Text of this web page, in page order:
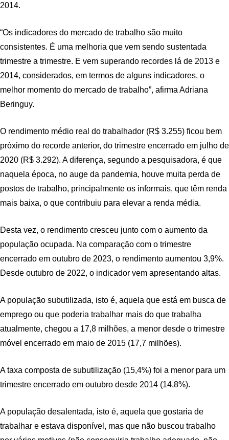
2014.
“Os indicadores do mercado de trabalho são muito
consistentes. É uma melhoria que vem sendo sustentada
trimestre a trimestre. E vem superando recordes lá de 2013 e
2014, considerados, em termos de alguns indicadores, o
melhor momento do mercado de trabalho”, afirma Adriana
Beringuy.
O rendimento médio real do trabalhador (R$ 3.255) ficou bem
próximo do recorde anterior, do trimestre encerrado em julho de
2020 (R$ 3.292). A diferença, segundo a pesquisadora, é que
naquela época, no auge da pandemia, houve muita perda de
postos de trabalho, principalmente os informais, que têm renda
mais baixa, o que contribuiu para elevar a renda média.
Desta vez, o rendimento cresceu junto com o aumento da
população ocupada. Na comparação com o trimestre
encerrado em outubro de 2023, o rendimento aumentou 3,9%.
Desde outubro de 2022, o indicador vem apresentando altas.
A população subutilizada, isto é, aquela que está em busca de
emprego ou que poderia trabalhar mais do que trabalha
atualmente, chegou a 17,8 milhões, a menor desde o trimestre
móvel encerrado em maio de 2015 (17,7 milhões).
A taxa composta de subutilização (15,4%) foi a menor para um
trimestre encerrado em outubro desde 2014 (14,8%).
A população desalentada, isto é, aquela que gostaria de
trabalhar e estava disponível, mas que não buscou trabalho